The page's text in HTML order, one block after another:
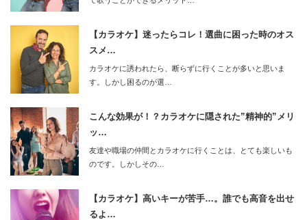
【カラオケ】迷ったらコレ！選曲に困った時のオス
スメ…
カラオケに誘われたら、断らずに行くことが多いと思いま
す。しかし困るのが選…
こんな効果が！？カラオケに隠された”精神的”メリ
ッ…
友達や職場の仲間とカラオケに行くことは、とても楽しいも
のです。しかしその…
【カラオケ】高いキーが苦手…。誰でも高音を出せ
るよ…